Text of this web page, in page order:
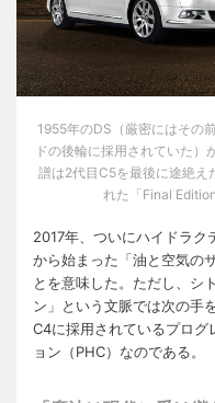
1955年のDS （厳密にはその
ドの後輪に採用されていた
譜は2代目C5を最後に途絶え
れた「Final Edition
2017年、ついにハイドラク
から始まった「油と空気の
とを意味した。ただし、シ
ン」という文脈では次の手
C4に採用されているプログ
ョン（PHC）なのである。